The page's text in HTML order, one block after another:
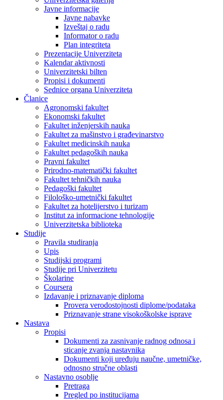
Javne informacije
Javne nabavke
Izveštaj o radu
Informator o radu
Plan integriteta
Prezentacije Univerziteta
Kalendar aktivnosti
Univerzitetski bilten
Propisi i dokumenti
Sednice organa Univerziteta
Članice
Agronomski fakultet
Ekonomski fakultet
Fakultet inženjerskih nauka
Fakultet za mašinstvo i građevinarstvo
Fakultet medicinskih nauka
Fakultet pedagoških nauka
Pravni fakultet
Prirodno-matematički fakultet
Fakultet tehničkih nauka
Pedagoški fakultet
Filološko-umetnički fakultet
Fakultet za hotelijerstvo i turizam
Institut za informacione tehnologije
Univerzitetska biblioteka
Studije
Pravila studiranja
Upis
Studijski programi
Studije pri Univerzitetu
Školarine
Coursera
Izdavanje i priznavanje diploma
Provera verodostojnosti diplome/podataka
Priznavanje strane visokoškolske isprave
Nastava
Propisi
Dokumenti za zasnivanje radnog odnosa i
sticanje zvanja nastavnika
Dokumenti koji uređuju naučne, umetničke,
odnosno stručne oblasti
Nastavno osoblje
Pretraga
Pregled po institucijama